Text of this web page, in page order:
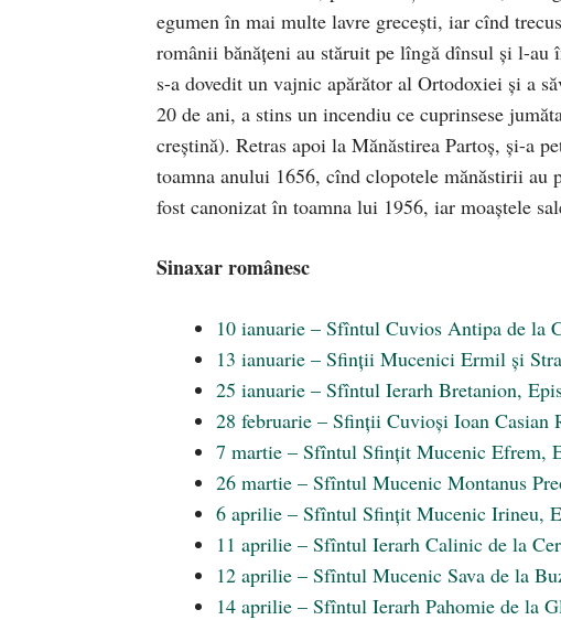
egumen în mai multe lavre grecești, iar cînd
românii bănățeni au stăruit pe lîngă dînsul și l-au
s-a dovedit un vajnic apărător al Ortodoxiei și a
20 de ani, a stins un incendiu ce cuprinsese
creștină). Retras apoi la Mănăstirea Partoș, și-a
toamna anului 1656, cînd clopotele mănăstirii au
fost canonizat în toamna lui 1956, iar moaștele
Sinaxar românesc
10 ianuarie – Sfîntul Cuvios Antipa de la
13 ianuarie – Sfinții Mucenici Ermil și
25 ianuarie – Sfîntul Ierarh Bretanion,
28 februarie – Sfinții Cuvioși Ioan Casian
7 martie – Sfîntul Sfințit Mucenic Efrem,
26 martie – Sfîntul Mucenic Montanus
6 aprilie – Sfîntul Sfințit Mucenic Irineu,
11 aprilie – Sfîntul Ierarh Calinic de la
12 aprilie – Sfîntul Mucenic Sava de la
14 aprilie – Sfîntul Ierarh Pahomie de la